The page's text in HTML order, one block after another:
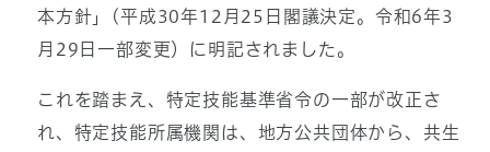
本方針」(平成30年12月25日閣議決定。令和6年3
月29日一部変更）に明記されました。
これを踏まえ、特定技能基準省令の一部が改正さ
れ、特定技能所属機関は、地方公共団体から、共生